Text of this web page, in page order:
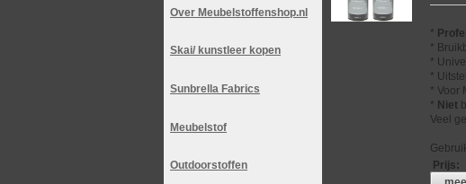
Over Meubelstoffenshop.nl
Skai/ kunstleer kopen
Sunbrella Fabrics
Meubelstof
Outdoorstoffen
*
*
*
*
* Voor
* Niet
Veel
Prijs: